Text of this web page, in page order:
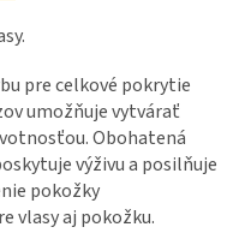
pre celkové pokrytie
umožňuje vytvárať
Obohatená
výživu a posilňuje
pokožky
vlasy aj pokožku.